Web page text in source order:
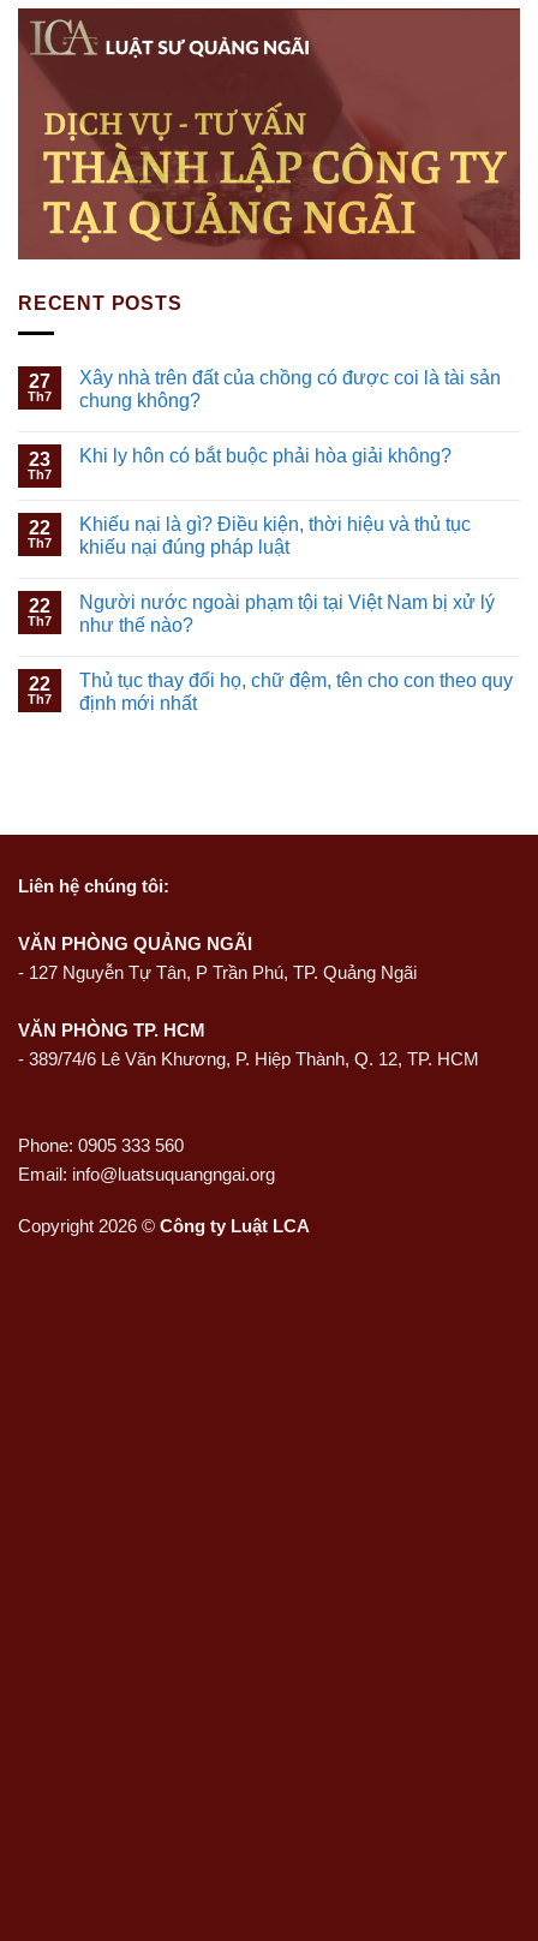
RECENT POSTS
27
Th7
Xây nhà trên đất của chồng có được coi là tài sản
chung không?
23
Th7
Khi ly hôn có bắt buộc phải hòa giải không?
22
Th7
Khiếu nại là gì? Điều kiện, thời hiệu và thủ tục
khiếu nại đúng pháp luật
22
Th7
Người nước ngoài phạm tội tại Việt Nam bị xử lý
như thế nào?
22
Th7
Thủ tục thay đổi họ, chữ đệm, tên cho con theo quy
định mới nhất
Liên hệ chúng tôi:
VĂN PHÒNG QUẢNG NGÃI
- 127 Nguyễn Tự Tân, P Trần Phú, TP. Quảng Ngãi
VĂN PHÒNG TP. HCM
- 389/74/6 Lê Văn Khương, P. Hiệp Thành, Q. 12, TP. HCM
Phone: 0905 333 560
Email: info@luatsuquangngai.org
Copyright 2026 © Công ty Luật LCA